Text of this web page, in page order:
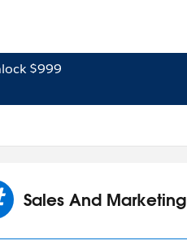
$999
Sales And Marketing